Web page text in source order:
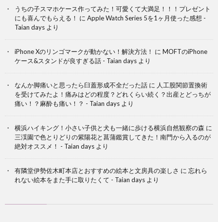
うちの子スマホケース作ってみた！可愛くて大満足！！！プレゼント
にも喜んでもらえる！ に Apple Watch Series 5を1ヶ月使った感想 -
Taian days より
iPhone Xのリンゴマークが動かない！解決方法！ に MOFTのiPhone
ケース&スタンドが良すぎる話 - Taian days より
なんか脚痛いと思ったら臼蓋形成不全だった話 に 人工股関節置換術
を受けてみたよ！痛みはどの程度？どれくらい続く？出産とどっちが
痛い！？麻酔も痛い！？ - Taian days より
横浜ハイキング！小さい子供と犬も一緒に歩ける横浜自然観察の森 に
三渓園で色とりどりの紫陽花と菖蒲鑑賞してきた！南門から入るのが
絶対オススメ！ - Taian days より
有隣堂伊勢佐木町本店とおすすめの絵本と文房具の楽しさ に 忘れら
れない絵本をまた手に取りたくて - Taian days より